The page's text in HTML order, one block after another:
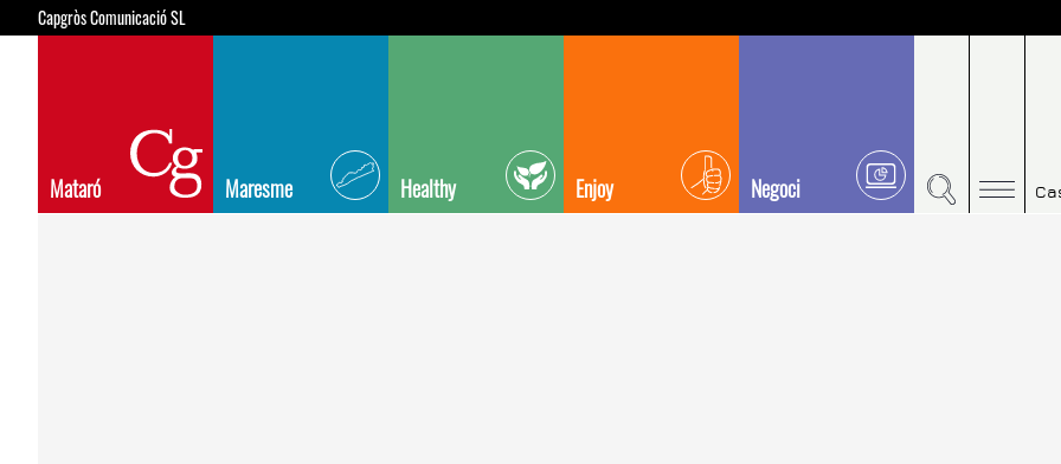
Capgròs Comunicació SL
Mataró Maresme Healthy Enjoy Negoci